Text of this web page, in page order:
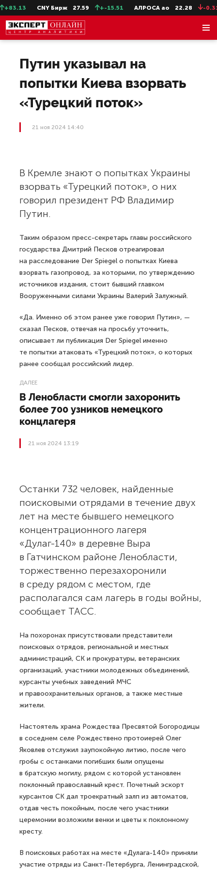
CNY Бирж 27.59 +-15.51 АЛРОСА ао 22.28 -0.31
Путин указывал на
попытки Киева взорвать
«Турецкий поток»
21 ноя 2024 14:40
В Кремле знают о попытках Украины
взорвать «Турецкий поток», о них
говорил президент РФ Владимир
Путин.
Таким образом пресс-секретарь главы российского
государства Дмитрий Песков отреагировал
на расследование Der Spiegel о попытках Киева
взорвать газопровод, за которыми, по утверждению
источников издания, стоит бывший главком
Вооруженными силами Украины Валерий Залужный.
«Да. Именно об этом ранее уже говорил Путин», —
сказал Песков, отвечая на просьбу уточнить,
описывает ли публикация Der Spiegel именно
те попытки атаковать «Турецкий поток», о которых
ранее сообщал российский лидер.
ДАЛЕЕ
В Ленобласти смогли захоронить
более 700 узников немецкого
концлагеря
21 ноя 2024 13:19
Останки 732 человек, найденные
поисковыми отрядами в течение двух
лет на месте бывшего немецкого
концентрационного лагеря
«Дулаг-140» в деревне Выра
в Гатчинском районе Ленобласти,
торжественно перезахоронили
в среду рядом с местом, где
располагался сам лагерь в годы войны,
сообщает ТАСС.
На похоронах присутствовали представители
поисковых отрядов, региональной и местных
администраций, СК и прокуратуры, ветеранских
организаций, участники молодежных объединений,
курсанты учебных заведений МЧС
и правоохранительных органов, а также местные
жители.
Настоятель храма Рождества Пресвятой Богородицы
в соседнем селе Рождествено протоиерей Олег
Яковлев отслужил заупокойную литию, после чего
гробы с останками погибших были опущены
в братскую могилу, рядом с которой установлен
поклонный православный крест. Почетный эскорт
курсантов СК дал троекратный залп из автоматов,
отдав честь покойным, после чего участники
церемонии возложили венки и цветы к поклонному
кресту.
В поисковых работах на месте «Дулага-140» приняли
участие отряды из Санкт-Петербурга, Ленинградской,